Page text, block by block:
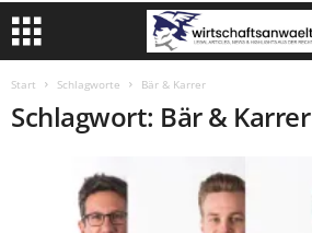
Start Schlagworte Bär & Karrer
Schlagwort: Bär & Karrer